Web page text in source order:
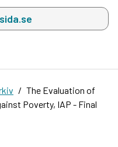
kommer att visas
The Evaluation of
Poverty, IAP - Final